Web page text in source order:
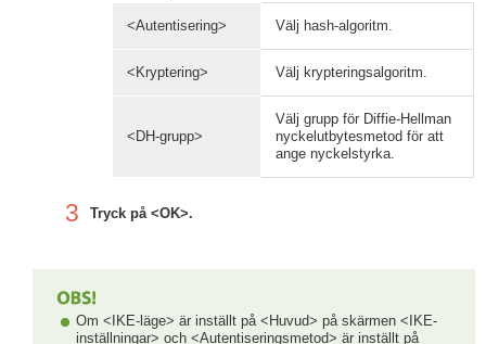
<Autentisering> Välj hash-algoritm.
<Kryptering> Välj krypteringsalgoritm.
<DH-grupp>
Välj grupp för Diffie-Hellman
nyckelutbytesmetod för att
ange nyckelstyrka.
3 Tryck på <OK>.
Om <IKE-läge> är inställt på <Huvud> på skärmen <IKE-
inställningar> och <Autentiseringsmetod> är inställt på